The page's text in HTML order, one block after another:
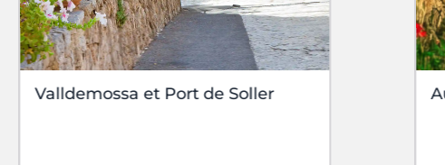
Valldemossa et Port de Soller